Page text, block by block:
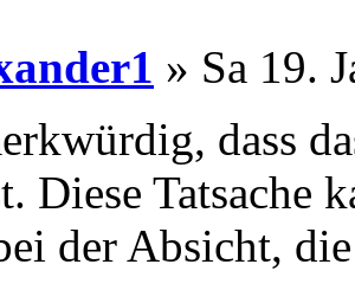
» Sa 19.
dass
Diese Tatsache
der Absicht,